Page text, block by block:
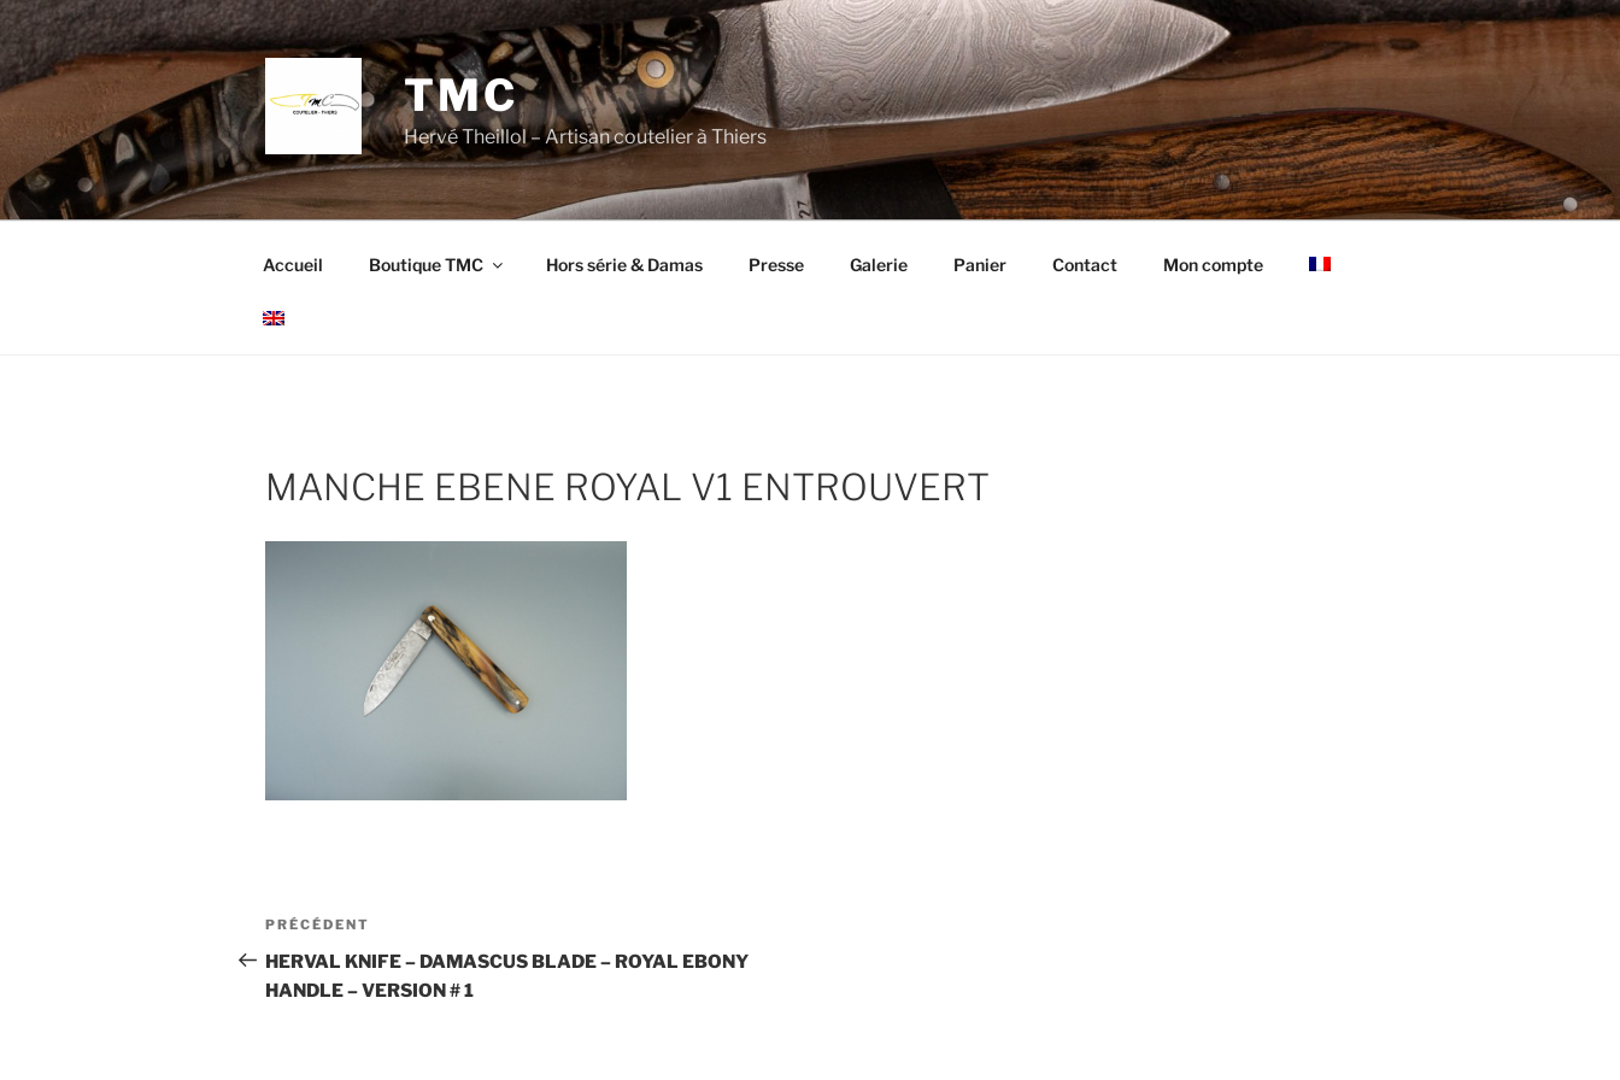
Aller
au
contenu
principal
TMC
Hervé Theillol – Artisan coutelier à Thiers
Accueil Boutique TMC Hors série & Damas Presse Galerie Panier Contact Mon compte
MANCHE EBENE ROYAL V1 ENTROUVERT
Navigation
de
l’article
Article
précédent
PRÉCÉDENT
HERVAL KNIFE – DAMASCUS BLADE – ROYAL EBONY
HANDLE – VERSION # 1